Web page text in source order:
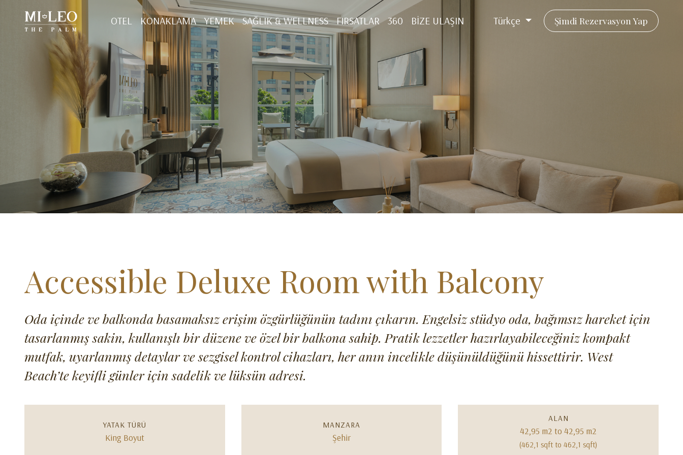
OTEL KONAKLAMA YEMEK SAĞLIK & WELLNESS FIRSATLAR 360 BIZE ULAŞIN Türkçe Şimdi Rezervasyon Yap
Accessible Deluxe Room with Balcony
Oda içinde ve balkonda basamaksız erişim özgürlüğünün tadını çıkarın. Engelsiz stüdyo oda, bağımsız hareket için
tasarlanmış sakin, kullanışlı bir düzene ve özel bir balkona sahip. Pratik lezzetler hazırlayabileceğiniz kompakt
mutfak, uyarlanmış detaylar ve sezgisel kontrol cihazları, her anın incelikle düşünüldüğünü hissettirir. West
Beach’te keyifli günler için sadelik ve lüksün adresi.
King Boyut
YATAK TÜRÜ
Şehir
MANZARA
42,95 m2 to 42,95 m2
(462,1 sqft to 462,1 sqft)
ALAN